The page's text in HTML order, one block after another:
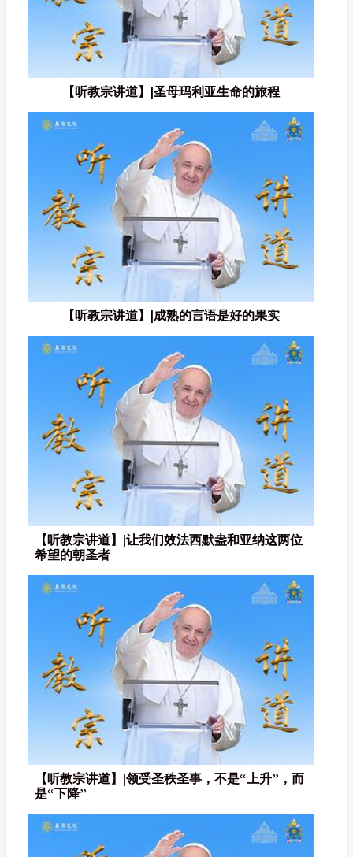
【听教宗讲道】|圣母玛利亚生命的旅程
【听教宗讲道】|成熟的言语是好的果实
【听教宗讲道】|让我们效法西默盎和亚纳这两位
希望的朝圣者
【听教宗讲道】|领受圣秩圣事，不是“上升”，而
是“下降”